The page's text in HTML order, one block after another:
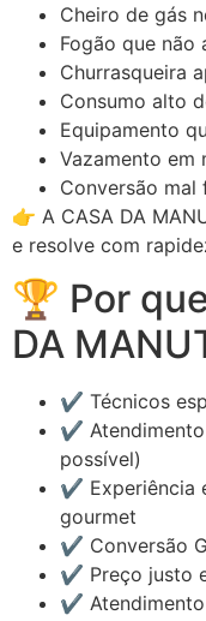
Cheiro de gás
Fogão que não
Churrasqueira
Consumo alto
Equipamento
Vazamento em
Conversão mal
👉 A CASA DA
e resolve com
🏆 Por
DA
✔️ Técnicos
✔️ Atendimento
possível)
✔️ Experiência
gourmet
✔️ Conversão
✔️ Preço justo
✔️ Atendimento